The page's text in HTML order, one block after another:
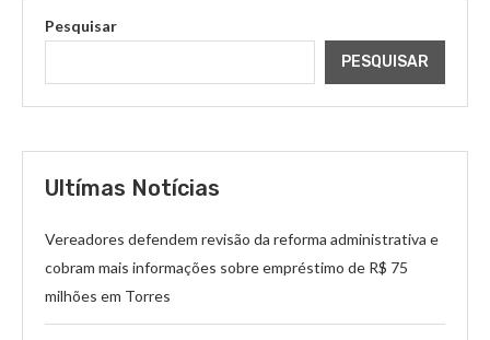
Pesquisar
PESQUISAR
Ultímas Notícias
Vereadores defendem revisão da reforma administrativa e
cobram mais informações sobre empréstimo de R$ 75
milhões em Torres